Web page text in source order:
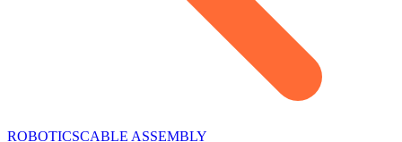
ROBOTICSCABLE ASSEMBLY